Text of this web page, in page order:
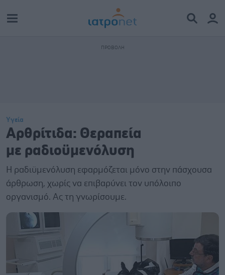
Υγεία
Αρθρίτιδα: Θεραπεία
με ραδιοϋμενόλυση
Η ραδιϋμενόλυση εφαρμόζεται μόνο στην πάσχουσα
άρθρωση, χωρίς να επιβαρύνει τον υπόλοιπο
οργανισμό. Ας τη γνωρίσουμε.